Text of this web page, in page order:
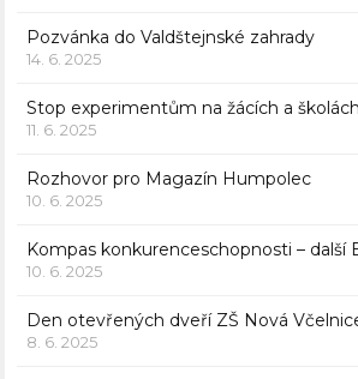
Pozvánka do Valdštejnské zahrady
14. 6. 2025
Stop experimentům na žácích a školách
11. 6. 2025
Rozhovor pro Magazín Humpolec
10. 6. 2025
Kompas konkurenceschopnosti – další
10. 6. 2025
Den otevřených dveří ZŠ Nová
8. 6. 2025